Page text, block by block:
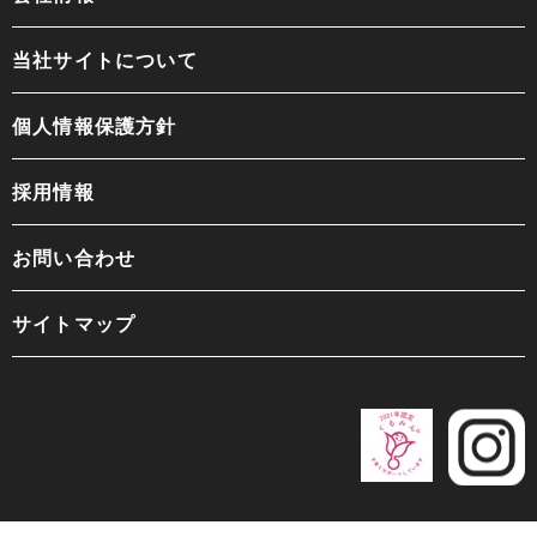
当社サイトについて
個人情報保護方針
採用情報
お問い合わせ
サイトマップ